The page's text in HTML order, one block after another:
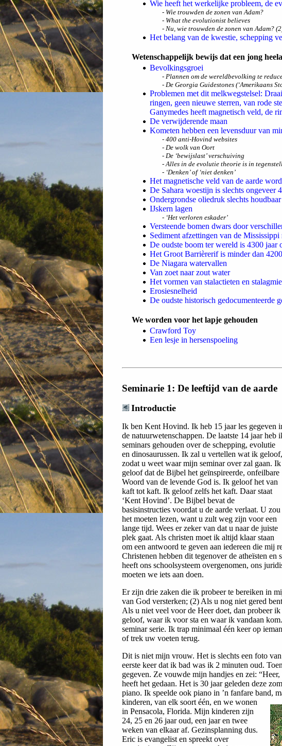
Wie heeft het werkelijke probleem, de
- Wie trouwden de zonen van Adam?
- What the evolutionist believes
- Nu, wie trouwden de zonen van Adam?
Het belang van de kwestie, schepping
Wetenschappelijk bewijs dat een jong
Bevolkingsgroei
- Plannen om de wereldbevolking te
- De Georgia Guidestones (‘Amerikaans
Problemen met dit melkwegstelsel:
ringen, geen nieuwe sterren, van rode
Ganymedes heeft magnetisch veld, de
De verwijderende maan
Kometen hebben een levensduur van
- 400 anti-Hovind websites
- De wolk van Oort
- De ‘bewijslast’ verschuiving
- Alles in de evolutie theorie is in
- ‘Denken’ of ‘niet denken’
Het magnetische veld van de aarde
De Sahara woestijn is slechts ongeveer
Ondergrondse oliedruk slechts
IJskern lagen
- ‘Het verloren eskader’
Versteende bomen dwars door
Sediment afzettingen van de
De oudste boom ter wereld is 4300 jaar
Het Groot Barrièrerif is minder dan
De Niagara watervallen
Van zoet naar zout water
Het vormen van stalactieten en
Erosiesnelheid
De oudste historisch gedocumenteerde
We worden voor het lapje gehouden
Crawford Toy
Een lesje in hersenspoeling
Seminarie 1: De leeftijd van de aarde
Introductie
Ik ben Kent Hovind. Ik heb 15 jaar les gegeven
de natuurwetenschappen. De laatste 14 jaar heb
seminars gehouden over de schepping, evolutie
en dinosaurussen. Ik zal u vertellen wat ik geloof,
zodat u weet waar mijn seminar over zal gaan. Ik
geloof dat de Bijbel het geïnspireerde, onfeilbare
Woord van de levende God is. Ik geloof het van
kaft tot kaft. Ik geloof zelfs het kaft. Daar staat
‘Kent Hovind’. De Bijbel bevat de
basisinstructies voordat u de aarde verlaat. U zou
het moeten lezen, want u zult weg zijn voor een
lange tijd. Wees er zeker van dat u naar de juiste
plek gaat. Als christen moet ik altijd klaar staan
om een antwoord te geven aan iedereen die mij
Christenen hebben dit tegenover de atheïsten
heeft ons schoolsysteem overgenomen, ons
moeten we iets aan doen.
Er zijn drie zaken die ik probeer te bereiken in
van God versterken; (2) Als u nog niet gered
Als u niet veel voor de Heer doet, dan probeer
geloof, waar ik voor sta en waar ik vandaan
seminar serie. Ik trap minimaal één keer op
of trek uw voeten terug.
Dit is niet mijn vrouw. Het is slechts een foto
eerste keer dat ik bad was ik 2 minuten oud.
gegeven. Ze vouwde mijn handjes en zei:
heeft het gedaan. Het is 30 jaar geleden deze
piano. Ik speelde ook piano in ’n fanfare band,
kinderen, van elk soort één, en we wonen
in Pensacola, Florida. Mijn kinderen zijn
24, 25 en 26 jaar oud, een jaar en twee
weken van elkaar af. Gezinsplanning dus.
Eric is evangelist en spreekt over